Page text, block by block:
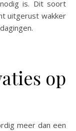
is. Dit soort
uitgerust wakker
op
meer dan een